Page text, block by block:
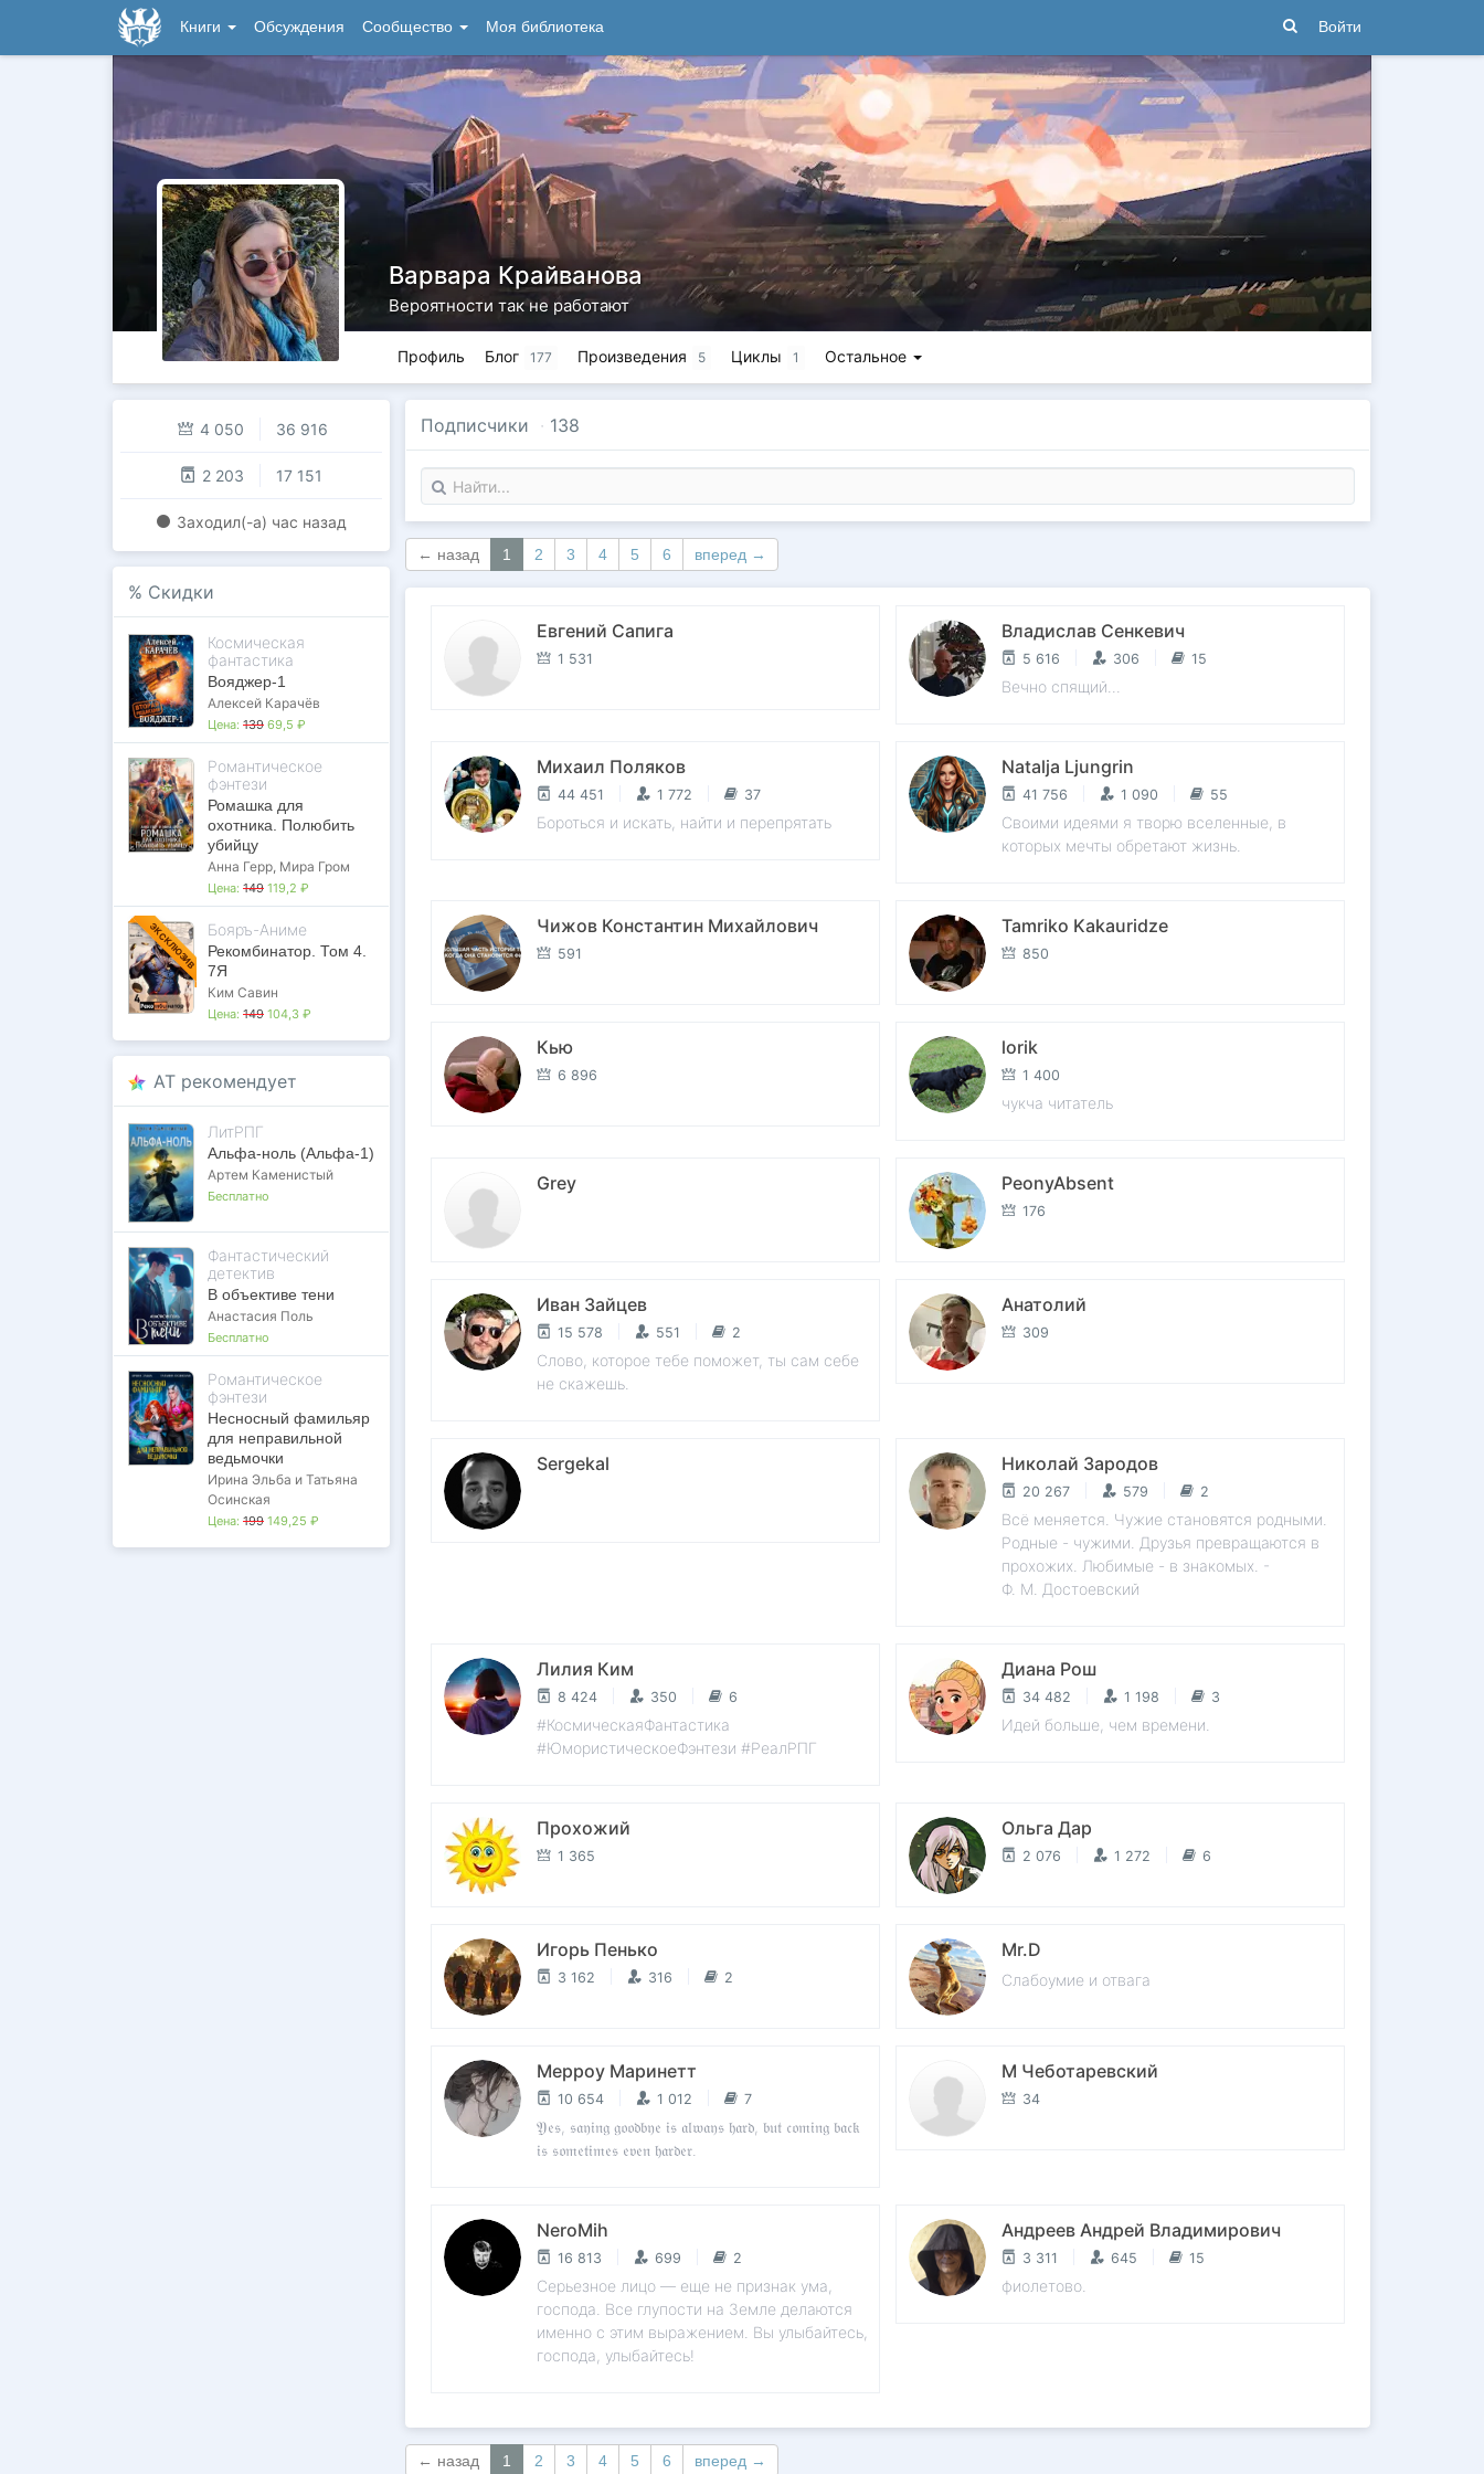
Книги Обсуждения Сообщество Моя библиотека Войти
Варвара Крайванова
Вероятности так не работают
Профиль Блог 177 Произведения 5 Циклы 1 Остальное
4 050 36 916
2 203 17 151
Заходил(-a) час назад
% Скидки
Космическая
фантастика
Вояджер-1
Алексей Карачёв
Цена: 139 69,5 ₽
Романтическое
фэнтези
Ромашка для
охотника. Полюбить
убийцу
Анна Герр, Мира Гром
Цена: 149 119,2 ₽
ЭКСКЛЮЗИВ Бояръ-Аниме
Рекомбинатор. Том 4.
7Я
Ким Савин
Цена: 149 104,3 ₽
AT рекомендует
ЛитРПГ
Альфа-ноль (Альфа-1)
Артем Каменистый
Бесплатно
Фантастический
детектив
В объективе тени
Анастасия Поль
Бесплатно
Романтическое
фэнтези
Несносный фамильяр
для неправильной
ведьмочки
Ирина Эльба и Татьяна
Осинская
Цена: 199 149,25 ₽
Подписчики · 138
← назад 1 2 3 4 5 6 вперед →
Евгений Сапига
1 531
Владислав Сенкевич
5 616 306 15
Вечно спящий...
Михаил Поляков
44 451 1 772 37
Бороться и искать, найти и перепрятать
Natalja Ljungrin
41 756 1 090 55
Своими идеями я творю вселенные, в
которых мечты обретают жизнь.
Чижов Константин Михайлович
591
Tamriko Kakauridze
850
Кью
6 896
lorik
1 400
чукча читатель
Grey PeonyAbsent
176
Иван Зайцев
15 578 551 2
Слово, которое тебе поможет, ты сам себе
не скажешь.
Анатолий
309
Sergekal Николай Зародов
20 267 579 2
Всё меняется. Чужие становятся родными.
Родные - чужими. Друзья превращаются в
прохожих. Любимые - в знакомых. -
Ф. М. Достоевский
Лилия Ким
8 424 350 6
#КосмическаяФантастика
#ЮмористическоеФэнтези #РеалРПГ
Диана Рош
34 482 1 198 3
Идей больше, чем времени.
Прохожий
1 365
Ольга Дар
2 076 1 272 6
Игорь Пенько
3 162 316 2
Mr.D
Слабоумие и отвага
Мерроу Маринетт
10 654 1 012 7
𝔜𝔢𝔰, 𝔰𝔞𝔶𝔦𝔫𝔤 𝔤𝔬𝔬𝔡𝔟𝔶𝔢 𝔦𝔰 𝔞𝔩𝔴𝔞𝔶𝔰 𝔥𝔞𝔯𝔡, 𝔟𝔲𝔱 𝔠𝔬𝔪𝔦𝔫𝔤 𝔟𝔞𝔠𝔨
𝔦𝔰 𝔰𝔬𝔪𝔢𝔱𝔦𝔪𝔢𝔰 𝔢𝔳𝔢𝔫 𝔥𝔞𝔯𝔡𝔢𝔯.
М Чеботаревский
34
NeroMih
16 813 699 2
Серьезное лицо — еще не признак ума,
господа. Все глупости на Земле делаются
именно с этим выражением. Вы улыбайтесь,
господа, улыбайтесь!
Андреев Андрей Владимирович
3 311 645 15
фиолетово.
← назад 1 2 3 4 5 6 вперед →